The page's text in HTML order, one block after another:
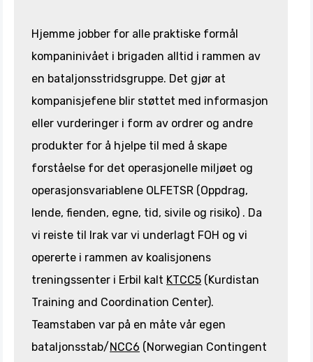
Hjemme jobber for alle praktiske formål
kompaninivået i brigaden alltid i rammen av
en bataljonsstridsgruppe. Det gjør at
kompanisjefene blir støttet med informasjon
eller vurderinger i form av ordrer og andre
produkter for å hjelpe til med å skape
forståelse for det operasjonelle miljøet og
operasjonsvariablene OLFETSR (Oppdrag,
lende, fienden, egne, tid, sivile og risiko) . Da
vi reiste til Irak var vi underlagt FOH og vi
opererte i rammen av koalisjonens
treningssenter i Erbil kalt KTCC5 (Kurdistan
Training and Coordination Center).
Teamstaben var på en måte vår egen
bataljonsstab/NCC6 (Norwegian Contingent